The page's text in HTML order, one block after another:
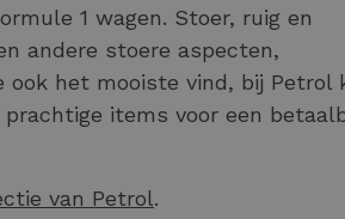
1 wagen. Stoer, ruig en
andere stoere aspecten,
het mooiste vind, bij Petrol
items voor een
van Petrol.